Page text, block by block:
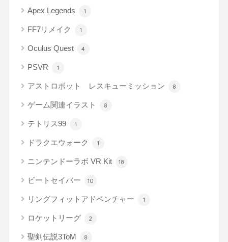
Apex Legends 1
FF7リメイク 1
Oculus Quest 4
PSVR 1
アストロボット レスキューミッション 8
ゲーム関連イラスト 8
テトリス99 1
ドラクエウォーク 1
ニンテンドーラボ VR Kit 18
ビートセイバー 10
リングフィットアドベンチャー 1
ロケットリーグ 2
聖剣伝説3ToM 8